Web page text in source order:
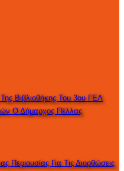
Βιβλιοθήκης Του 3ου ΓΕΛ
Ο Δήμαρχος Πέλλας
Περιουσίας Για Τις Διορθώσεις